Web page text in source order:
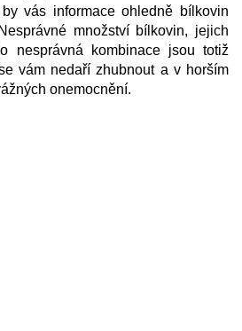
vás informace ohledně bílkovin
množství bílkovin, jejich
nesprávná kombinace jsou totiž
vám nedaří zhubnout a v horším
onemocnění.